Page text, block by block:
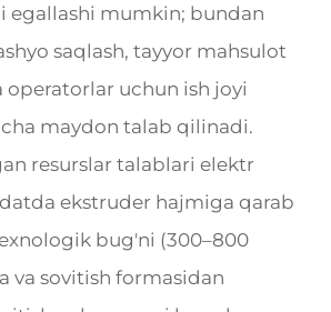
egallashi mumkin; bundan
saqlash, tayyor mahsulot
operatorlar uchun ish joyi
maydon talab qilinadi.
resurslar talablari elektr
ekstruder hajmiga qarab
bug'ni (300–800
va sovitish formasidan